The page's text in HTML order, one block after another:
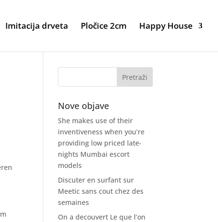
Imitacija drveta Pločice 2cm Happy House
Nove objave
She makes use of their
inventiveness when you’re
providing low priced late-
nights Mumbai escort
models
Discuter en surfant sur
Meetic sans cout chez des
semaines
On a decouvert Le que l’on